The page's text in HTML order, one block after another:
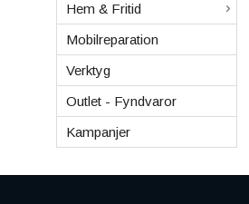
Hem & Fritid
Mobilreparation
Verktyg
Outlet - Fyndvaror
Kampanjer